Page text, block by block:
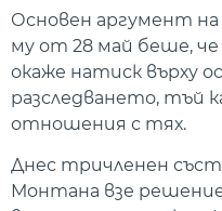
Основен аргумент
му от 28 май беше,
окаже натиск върху
разследването, тъй
отношения с тях.
Днес тричленен
Монтана взе